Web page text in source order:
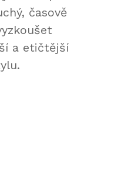
časově
a etičtější